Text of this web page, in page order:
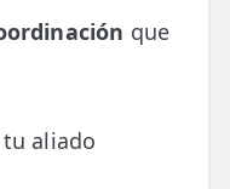
que
aliado